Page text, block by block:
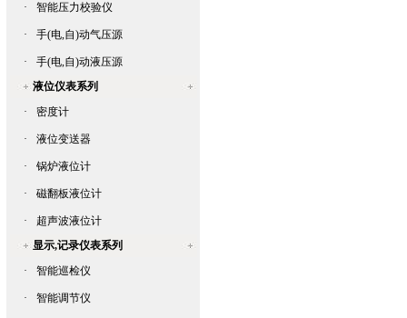
· 智能压力校验仪
· 手(电,自)动气压源
·
手(电,自)动液压源
液位仪表系列
·
密度计
· 液位变送器
· 锅炉液位计
· 磁翻板液位计
·
超声波液位计
显示,记录仪表系列
·
智能巡检仪
· 智能调节仪